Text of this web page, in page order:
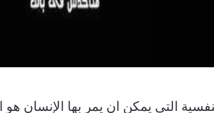
التي يمكن ان يمر بها الإنسان